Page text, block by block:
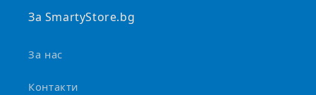
За SmartyStore.bg
За нас
Контакти